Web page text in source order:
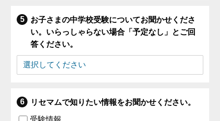
お子さまの中学校受験についてお聞かせくださ
い。いらっしゃらない場合「予定なし」とご回
答ください。
リセマムで知りたい情報をお聞かせください。
受験情報